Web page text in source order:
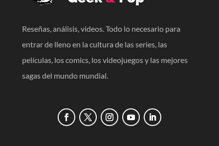
Reseñas, análisis, videos. Todo lo necesario para
entrar de lleno en la cultura de las series, las
películas, los comics, los videojuegos y las mejores
sagas del mundo mundial.